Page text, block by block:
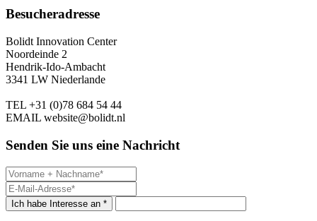
Besucheradresse
Bolidt Innovation Center
Noordeinde 2
Hendrik-Ido-Ambacht
3341 LW Niederlande
TEL +31 (0)78 684 54 44
EMAIL website@bolidt.nl
Senden Sie uns eine Nachricht
Ich habe Interesse an *